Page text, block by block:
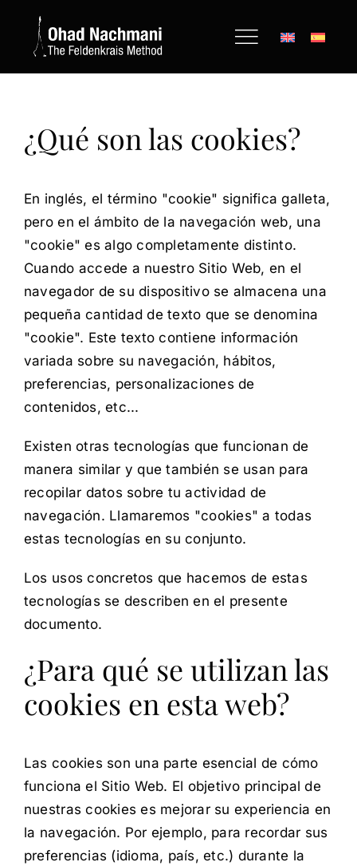
contenido
¿Qué son las cookies?
En inglés, el término "cookie" significa galleta,
pero en el ámbito de la navegación web, una
"cookie" es algo completamente distinto.
Cuando accede a nuestro Sitio Web, en el
navegador de su dispositivo se almacena una
pequeña cantidad de texto que se denomina
"cookie". Este texto contiene información
variada sobre su navegación, hábitos,
preferencias, personalizaciones de
contenidos, etc...
Existen otras tecnologías que funcionan de
manera similar y que también se usan para
recopilar datos sobre tu actividad de
navegación. Llamaremos "cookies" a todas
estas tecnologías en su conjunto.
Los usos concretos que hacemos de estas
tecnologías se describen en el presente
documento.
¿Para qué se utilizan las
cookies en esta web?
Las cookies son una parte esencial de cómo
funciona el Sitio Web. El objetivo principal de
nuestras cookies es mejorar su experiencia en
la navegación. Por ejemplo, para recordar sus
preferencias (idioma, país, etc.) durante la